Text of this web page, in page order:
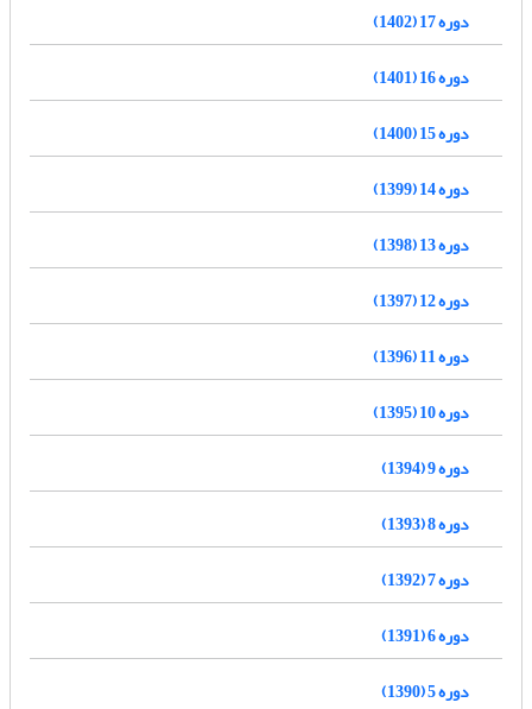
دوره 17 (1402)
دوره 16 (1401)
دوره 15 (1400)
دوره 14 (1399)
دوره 13 (1398)
دوره 12 (1397)
دوره 11 (1396)
دوره 10 (1395)
دوره 9 (1394)
دوره 8 (1393)
دوره 7 (1392)
دوره 6 (1391)
دوره 5 (1390)